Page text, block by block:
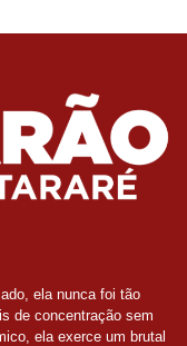
ela nunca foi tão
de concentração sem
ela exerce um brutal